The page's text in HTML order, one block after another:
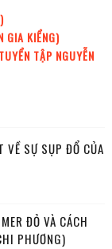
GIA KIỂNG)
TẬP NGUYỄN
VỀ SỰ SỤP ĐỔ CỦA
ĐỎ VÀ CÁCH
PHƯƠNG)